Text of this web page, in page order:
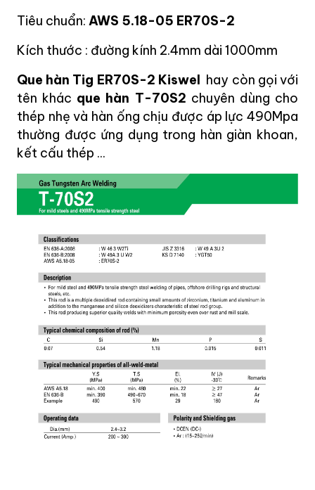
Tiêu chuẩn: AWS 5.18-05 ER70S-2
Kích thước : đường kính 2.4mm dài 1000mm
Que hàn Tig ER70S-2 Kiswel hay còn gọi với
tên khác que hàn T-70S2 chuyên dùng cho
thép nhẹ và hàn ống chịu được áp lực 490Mpa
thường được ứng dụng trong hàn giàn khoan,
kết cấu thép ...